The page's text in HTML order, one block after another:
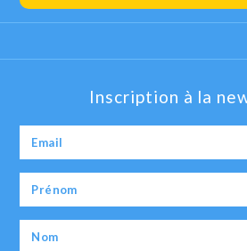
Inscription à la